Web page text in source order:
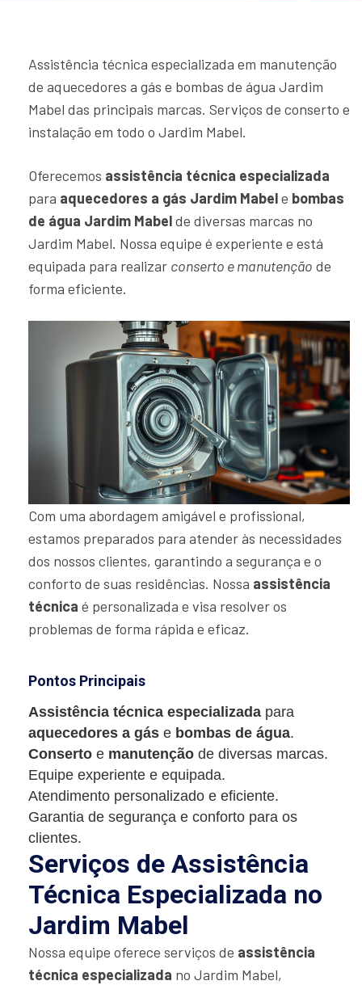
Assistência técnica especializada em manutenção
de aquecedores a gás e bombas de água Jardim
Mabel das principais marcas. Serviços de conserto e
instalação em todo o Jardim Mabel.
Oferecemos assistência técnica especializada
para aquecedores a gás Jardim Mabele bombas
de água Jardim Mabelde diversas marcas no
Jardim Mabel. Nossa equipe é experiente e está
equipada para realizar conserto e manutenção de
forma eficiente.
Com uma abordagem amigável e profissional,
estamos preparados para atender às necessidades
dos nossos clientes, garantindo a segurança e o
conforto de suas residências. Nossa assistência
técnica é personalizada e visa resolver os
problemas de forma rápida e eficaz.
Pontos Principais
Assistência técnica especializada para
aquecedores a gás e bombas de água.
Conserto e manutenção de diversas marcas.
Equipe experiente e equipada.
Atendimento personalizado e eficiente.
Garantia de segurança e conforto para os
clientes.
Serviços de Assistência
Técnica Especializada no
Jardim Mabel
Nossa equipe oferece serviços de assistência
técnica especializada no Jardim Mabel,